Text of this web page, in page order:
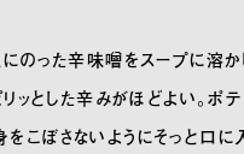
のった辛味噌をスープに溶か
ッとした辛みがほどよい。ポ
こぼさないようにそっと口に